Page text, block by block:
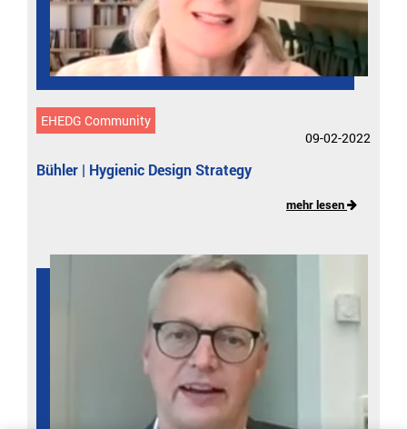
EHEDG Community
09-02-2022
Bühler | Hygienic Design Strategy
mehr lesen